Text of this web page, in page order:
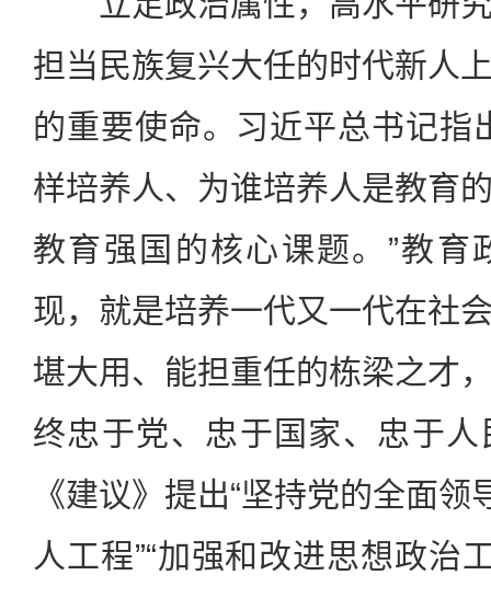
担当民族复兴大任的时代新人
的重要使命。习近平总书记指
样培养人、为谁培养人是教育
教育强国的核心课题。”教育
现，就是培养一代又一代在社
堪大用、能担重任的栋梁之才
终忠于党、忠于国家、忠于
《建议》提出“坚持党的全面领
人工程”“加强和改进思想政治